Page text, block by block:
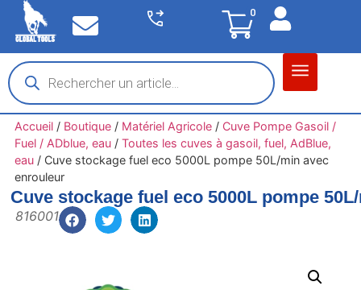
0
Accueil/ Boutique/ Matériel Agricole/ Cuve Pompe Gasoil /
Fuel / ADblue, eau/ Toutes les cuves à gasoil, fuel, AdBlue,
eau/ Cuve stockage fuel eco 5000L pompe 50L/min avec
enrouleur
Cuve stockage fuel eco 5000L pompe
816001